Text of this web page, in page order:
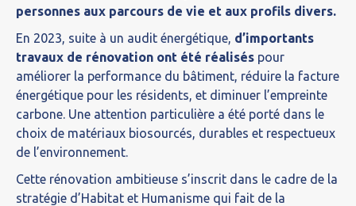
personnes aux parcours de vie et aux profils divers.
En 2023, suite à un audit énergétique, d’importants
travaux de rénovation ont été réalisés pour
améliorer la performance du bâtiment, réduire la facture
énergétique pour les résidents, et diminuer l’empreinte
carbone. Une attention particulière a été porté dans le
choix de matériaux biosourcés, durables et respectueux
de l’environnement.
Cette rénovation ambitieuse s’inscrit dans le cadre de la
stratégie d’Habitat et Humanisme qui fait de la